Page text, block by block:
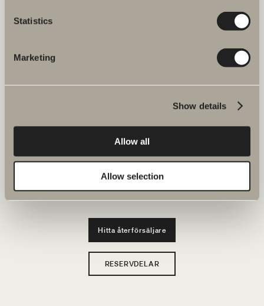
Statistics
Marketing
Show details
Allow all
Allow selection
Ritverktyg
Hållbarhet
Badrumsinspiration
Hitta återförsäljare
RESERVDELAR